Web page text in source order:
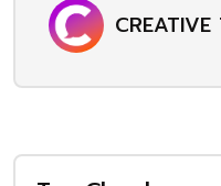
CREATIVE